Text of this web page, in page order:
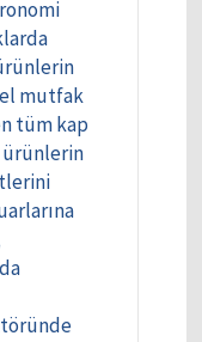
mutfak
tüm kap
ürünlerin